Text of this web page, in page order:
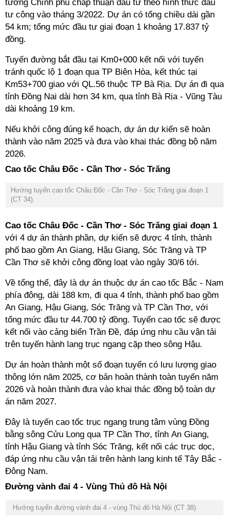
tướng Chính phủ chấp thuận đầu tư theo hình thức đầu
tư công vào tháng 3/2022. Dự án có tổng chiều dài gần
54 km; tổng mức đầu tư giai đoạn 1 khoảng 17.837 tỷ
đồng.
Tuyến đường bắt đầu tại Km0+000 kết nối với tuyến
tránh quốc lộ 1 đoạn qua TP Biên Hòa, kết thúc tại
Km53+700 giao với QL.56 thuộc TP Bà Rịa. Dự án đi qua
tỉnh Đồng Nai dài hơn 34 km, qua tỉnh Bà Rịa - Vũng Tàu
dài khoảng 19 km.
Nếu khởi công đúng kế hoạch, dự án dự kiến sẽ hoàn
thành vào năm 2025 và đưa vào khai thác đồng bộ năm
2026.
Cao tốc Châu Đốc - Cần Thơ - Sóc Trăng
Hướng tuyến cao tốc Châu Đốc - Cần Thơ - Sóc Trăng giai đoạn 1
(CT 34).
Cao tốc Châu Đốc - Cần Thơ - Sóc Trăng giai đoạn 1
với 4 dự án thành phần, dự kiến sẽ được 4 tỉnh, thành
phố bao gồm An Giang, Hậu Giang, Sóc Trăng và TP
Cần Thơ sẽ khởi công đồng loạt vào ngày 30/6 tới.
Về tổng thể, đây là dự án thuộc dự án cao tốc Bắc - Nam
phía đông, dài 188 km, đi qua 4 tỉnh, thành phố bao gồm
An Giang, Hậu Giang, Sóc Trăng và TP Cần Thơ, với
tổng mức đầu tư 44.700 tỷ đồng. Tuyến cao tốc sẽ được
kết nối vào cảng biển Trần Đề, đáp ứng nhu cầu vận tải
trên tuyến hành lang trục ngang cặp theo sông Hậu.
Dự án hoàn thành một số đoạn tuyến có lưu lượng giao
thông lớn năm 2025, cơ bản hoàn thành toàn tuyến năm
2026 và hoàn thành đưa vào khai thác đồng bộ toàn dự
án năm 2027.
Đây là tuyến cao tốc trục ngang trung tâm vùng Đồng
bằng sông Cửu Long qua TP Cần Thơ, tỉnh An Giang,
tỉnh Hậu Giang và tỉnh Sóc Trăng, kết nối các trục dọc,
đáp ứng nhu cầu vận tải trên hành lang kinh tế Tây Bắc -
Đông Nam.
Đường vành đai 4 - Vùng Thủ đô Hà Nội
Hướng tuyến đường vành đai 4 - vùng Thủ đô Hà Nội (CT 38).